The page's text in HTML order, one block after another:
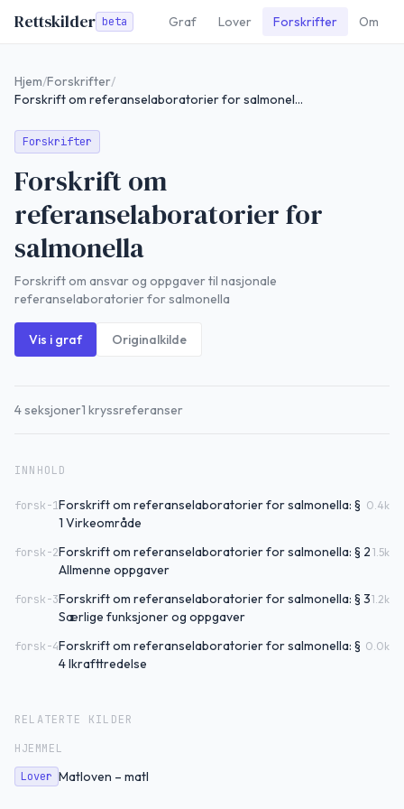
Rettskilder beta Graf Lover Forskrifter Om
Hjem/Forskrifter/
Forskrift om referanselaboratorier for salmonella
Forskrifter
Forskrift om
referanselaboratorier for
salmonella
Forskrift om ansvar og oppgaver til nasjonale
referanselaboratorier for salmonella
Vis i graf Originalkilde
4seksjoner1 kryssreferanser
INNHOLD
forsk-1Forskrift om referanselaboratorier for salmonella: §
1 Virkeområde
0.4k
forsk-2Forskrift om referanselaboratorier for salmonella: § 2
Allmenne oppgaver
1.5k
forsk-3Forskrift om referanselaboratorier for salmonella: § 3
Særlige funksjoner og oppgaver
1.2k
forsk-4Forskrift om referanselaboratorier for salmonella: §
4 Ikrafttredelse
0.0k
RELATERTE KILDER
HJEMMEL
Lover Matloven – matl